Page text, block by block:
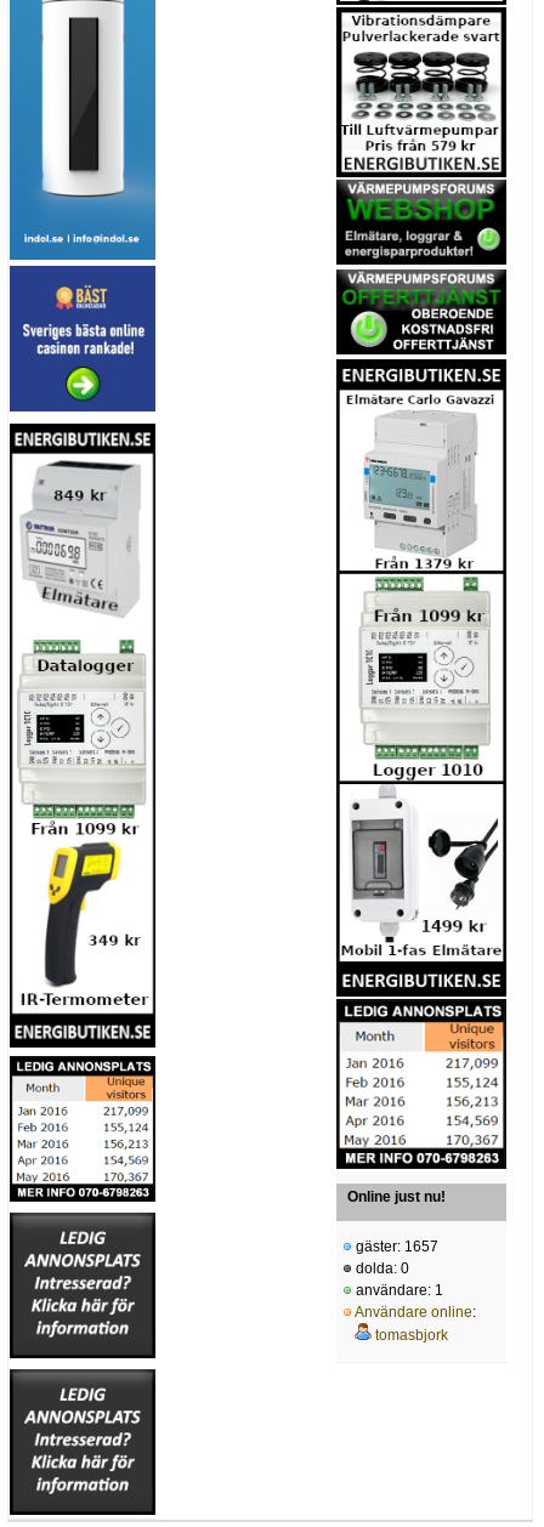
Online just nu!
gäster: 1657
dolda: 0
användare: 1
Användare online:
tomasbjork